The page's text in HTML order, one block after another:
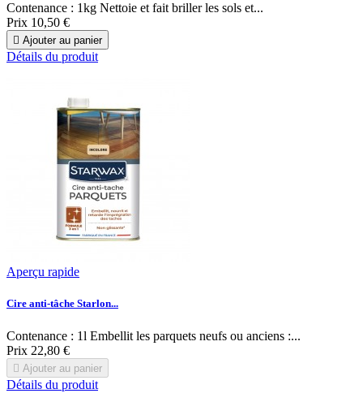
Contenance : 1kg Nettoie et fait briller les sols et...
Prix 10,50 €
 Ajouter au panier
Détails du produit
Aperçu rapide
Cire anti-tâche Starlon...
Contenance : 1l Embellit les parquets neufs ou anciens :...
Prix 22,80 €
 Ajouter au panier
Détails du produit